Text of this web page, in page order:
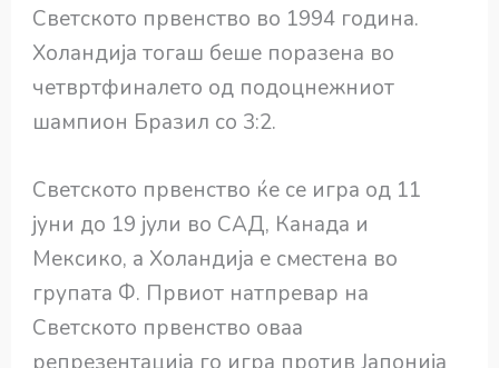
Светското првенство во 1994 година.
Холандија тогаш беше поразена во
четвртфиналето од подоцнежниот
шампион Бразил со 3:2.
Светското првенство ќе се игра од 11
јуни до 19 јули во САД, Канада и
Мексико, а Холандија е сместена во
групата Ф. Првиот натпревар на
Светското првенство оваа